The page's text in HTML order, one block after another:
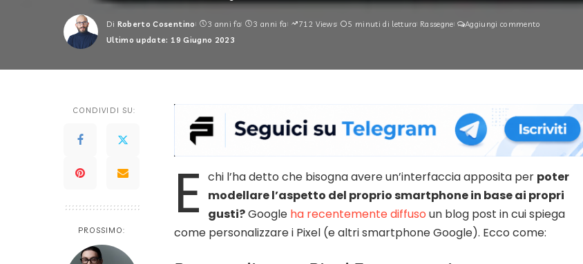
Posted
by
Di Roberto Cosentino 3 anni fa 3 anni fa 712 Views 5 minuti di lettura Rassegne
Aggiungi commento
Ultimo update: 19 Giugno 2023
CONDIVIDI SU:
PROSSIMO: E chi l’ha detto che bisogna avere un’interfaccia apposita per poter
modellare l’aspetto del proprio smartphone in base ai propri
gusti?Google ha recentemente diffuso un blog post in cui spiega
come personalizzare i Pixel (e altri smartphone Google). Ecco come: